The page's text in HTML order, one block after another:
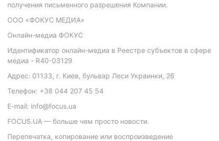
получения письменного разрешения Компании.
ООО «ФОКУС МЕДИА»
Онлайн-медиа ФОКУС
Идентификатор онлайн-медиа в Реестре субъектов в сфере
медиа - R40-03129
Адрес: 01133, г. Киев, бульвар Леси Украинки, 26
Телефон: +38 044 207 45 54
E-mail: info@focus.ua
FOCUS.UA — больше чем просто новости.
Перепечатка, копирование или воспроизведение